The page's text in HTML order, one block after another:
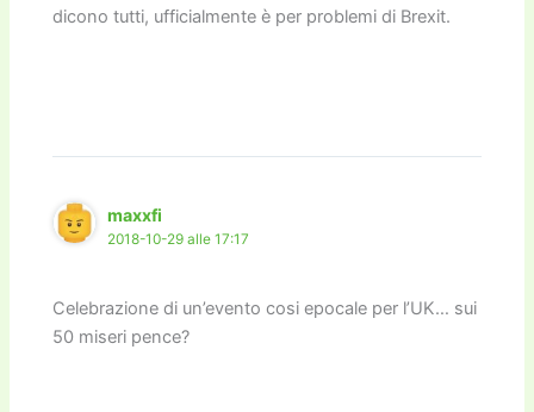
dicono tutti, ufficialmente è per problemi di Brexit.
maxxfi
2018-10-29 alle 17:17
Celebrazione di un’evento cosi epocale per l’UK… sui
50 miseri pence?